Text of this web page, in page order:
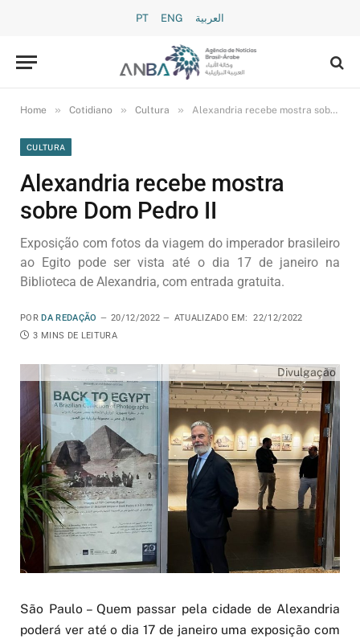
PT ENG العربية
Home » Cotidiano » Cultura » Alexandria recebe mostra sobre Dom Pedro II
CULTURA
Alexandria recebe mostra
sobre Dom Pedro II
Exposição com fotos da viagem do imperador brasileiro
ao Egito pode ser vista até o dia 17 de janeiro na
Biblioteca de Alexandria, com entrada gratuita.
POR DA REDAÇÃO 20/12/2022 ATUALIZADO EM:
22/12/2022
3 MINS DE LEITURA
Divulgação
São Paulo – Quem passar pela cidade de Alexandria
poderá ver até o dia 17 de janeiro uma exposição com